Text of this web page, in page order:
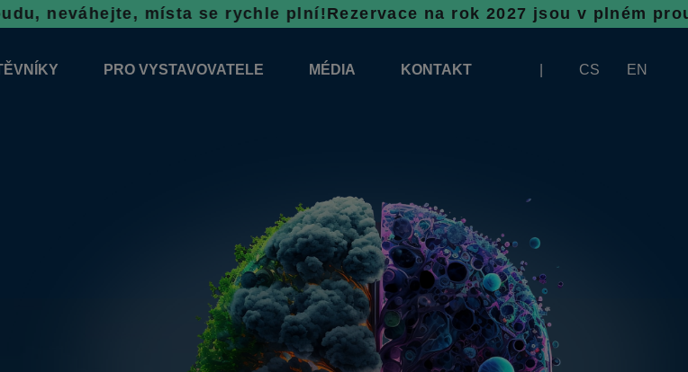
místa se rychle plní!Rezervace na rok 2027 jsou v plném proudu,
PRO VYSTAVOVATELE MÉDIA
ZÁŠTITY VÝSTAVY INFOTHERMA
FOTOGALERIE
KONTAKT CS EN